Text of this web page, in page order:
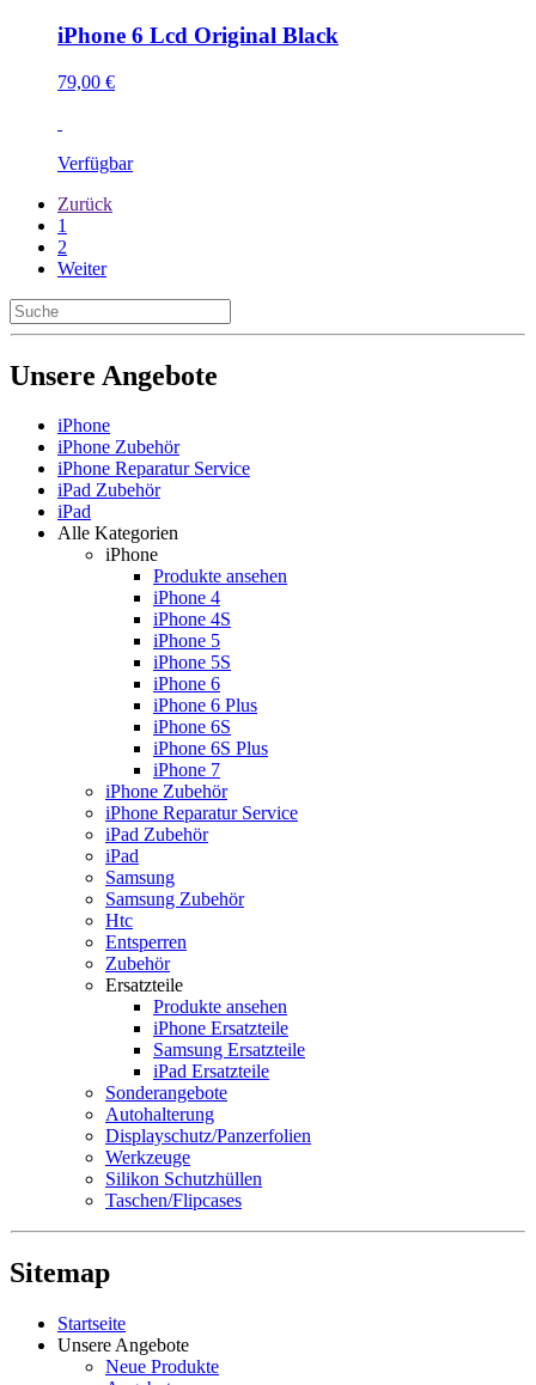
iPhone 6 Lcd Original Black
79,00 €
Verfügbar
Zurück
1
2
Weiter
Unsere Angebote
iPhone
iPhone Zubehör
iPhone Reparatur Service
iPad Zubehör
iPad
Alle Kategorien
iPhone
Produkte ansehen
iPhone 4
iPhone 4S
iPhone 5
iPhone 5S
iPhone 6
iPhone 6 Plus
iPhone 6S
iPhone 6S Plus
iPhone 7
iPhone Zubehör
iPhone Reparatur Service
iPad Zubehör
iPad
Samsung
Samsung Zubehör
Htc
Entsperren
Zubehör
Ersatzteile
Produkte ansehen
iPhone Ersatzteile
Samsung Ersatzteile
iPad Ersatzteile
Sonderangebote
Autohalterung
Displayschutz/Panzerfolien
Werkzeuge
Silikon Schutzhüllen
Taschen/Flipcases
Sitemap
Startseite
Unsere Angebote
Neue Produkte